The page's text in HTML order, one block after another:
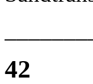
42